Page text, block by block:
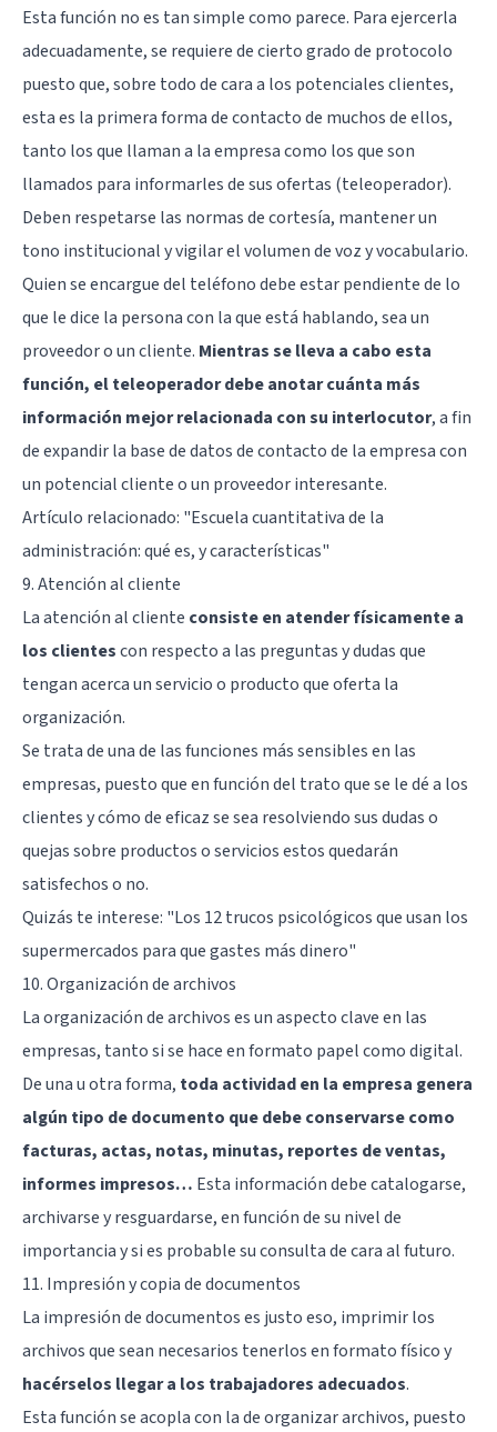
Esta función no es tan simple como parece. Para ejercerla
adecuadamente, se requiere de cierto grado de protocolo
puesto que, sobre todo de cara a los potenciales clientes,
esta es la primera forma de contacto de muchos de ellos,
tanto los que llaman a la empresa como los que son
llamados para informarles de sus ofertas (teleoperador).
Deben respetarse las normas de cortesía, mantener un
tono institucional y vigilar el volumen de voz y vocabulario.
Quien se encargue del teléfono debe estar pendiente de lo
que le dice la persona con la que está hablando, sea un
proveedor o un cliente. Mientras se lleva a cabo esta
función, el teleoperador debe anotar cuánta más
información mejor relacionada con su interlocutor, a fin
de expandir la base de datos de contacto de la empresa con
un potencial cliente o un proveedor interesante.
Artículo relacionado: "Escuela cuantitativa de la
administración: qué es, y características"
9. Atención al cliente
La atención al cliente consiste en atender físicamente a
los clientescon respecto a las preguntas y dudas que
tengan acerca un servicio o producto que oferta la
organización.
Se trata de una de las funciones más sensibles en las
empresas, puesto que en función del trato que se le dé a los
clientes y cómo de eficaz se sea resolviendo sus dudas o
quejas sobre productos o servicios estos quedarán
satisfechos o no.
Quizás te interese: "Los 12 trucos psicológicos que usan los
supermercados para que gastes más dinero"
10. Organización de archivos
La organización de archivos es un aspecto clave en las
empresas, tanto si se hace en formato papel como digital.
De una u otra forma, toda actividad en la empresa genera
algún tipo de documento que debe conservarse como
facturas, actas, notas, minutas, reportes de ventas,
informes impresos… Esta información debe catalogarse,
archivarse y resguardarse, en función de su nivel de
importancia y si es probable su consulta de cara al futuro.
11. Impresión y copia de documentos
La impresión de documentos es justo eso, imprimir los
archivos que sean necesarios tenerlos en formato físico y
hacérselos llegar a los trabajadores adecuados.
Esta función se acopla con la de organizar archivos, puesto